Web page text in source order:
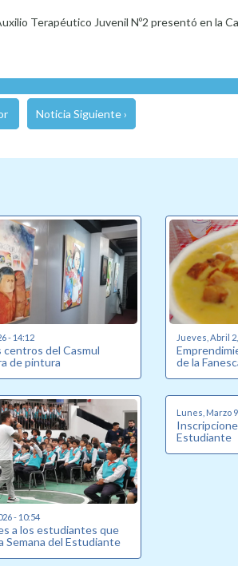
Terapéutico Juvenil Nº2 presentó en la
Noticia Siguiente ›
- 14:12
del Casmul
de pintura
Jueves, Abril
de la
- 10:54
a los estudiantes que
Semana del Estudiante
Lunes, Marzo
Estudiante